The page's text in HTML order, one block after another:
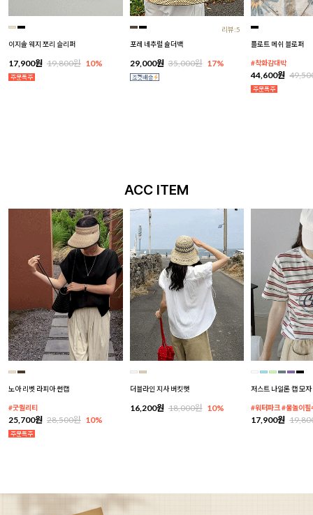
이지솔 웨지 쪼리 슬리퍼
17,900원 19,800원 10%
리뷰:5
포레 네추럴 숄더백
29,000원 35,000원 17%
플로트 메쉬 블로퍼
#착화감대박
44,600원
ACC ITEM
노아 리벳 라피아 썬캡
#굿퀄리티
25,700원 28,500원 10%
더블라인 지사 버킷햇
16,200원 18,000원 10%
저스트 나일론 캡 모자
#워터파크 #물놀이필
17,900원